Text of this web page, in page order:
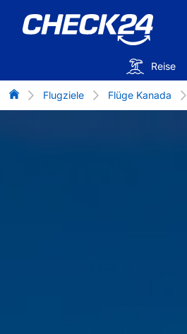
Reise
Flug-Vergleich
Flugziele Flüge Kanada